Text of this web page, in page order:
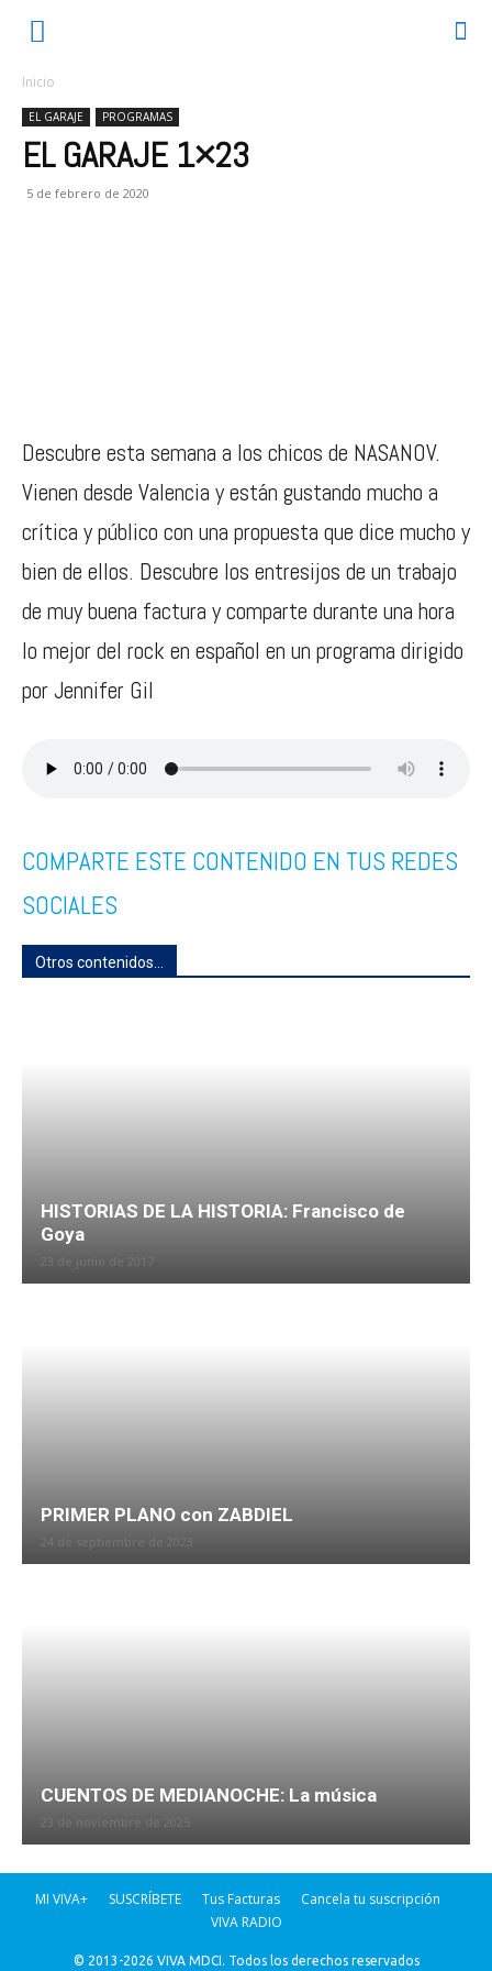
Inicio
EL GARAJE PROGRAMAS
EL GARAJE 1×23
5 de febrero de 2020
Descubre esta semana a los chicos de NASANOV.
Vienen desde Valencia y están gustando mucho a
crítica y público con una propuesta que dice mucho y
bien de ellos. Descubre los entresijos de un trabajo
de muy buena factura y comparte durante una hora
lo mejor del rock en español en un programa dirigido
por Jennifer Gil
COMPARTE ESTE CONTENIDO EN TUS REDES
SOCIALES
Otros contenidos...
HISTORIAS DE LA HISTORIA: Francisco de
Goya
23 de junio de 2017
PRIMER PLANO con ZABDIEL
24 de septiembre de 2023
CUENTOS DE MEDIANOCHE: La música
23 de noviembre de 2025
MI VIVA+ SUSCRÍBETE Tus Facturas
Cancela tu suscripción
VIVA RADIO
© 2013-2026 VIVA MDCI. Todos los derechos reservados